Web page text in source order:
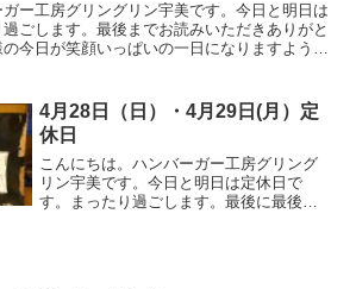
ー工房グリングリン宇美です。今日と明日は
ごします。最後までお読みいただきありがと
今日が笑顔いっぱいの一日になりますように
4月28日（日）・4月29日(月）定
休日
こんにちは。ハンバーガー工房グリング
リン宇美です。今日と明日は定休日で
す。まったり過ごします。最後に最後ま